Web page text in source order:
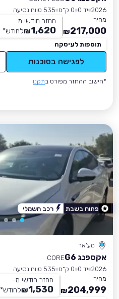
2026 יד 0 0 ק״מ
535 טווח נסיעה
מחיר
217,000
₪
החזר חודשי מ-
1,620
₪לחודש*
תוספות לעיסקה
לפגישה בסוכנות
*חישוב ההחזר מפורט בתקנון
מע'אר
אקספנג G6
CORE
2026 יד 0 0 ק״מ
535 טווח נסיעה
מחיר
204,999
₪
החזר חודשי מ-
1,530
₪לחודש*
פתוח בשבת רכב חשמלי